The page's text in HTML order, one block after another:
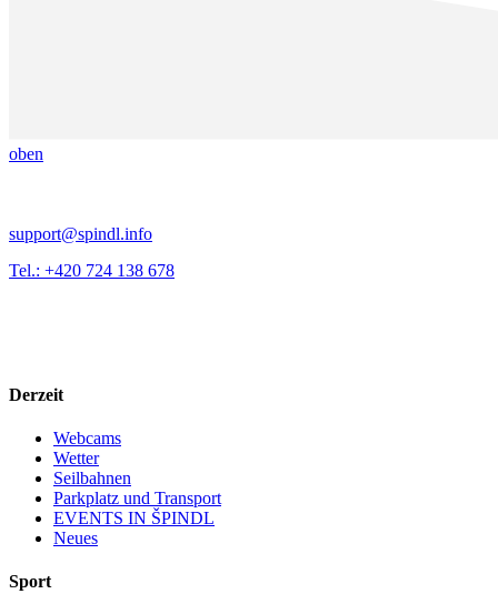
oben
support@spindl.info
Tel.: +420 724 138 678
Derzeit
Webcams
Wetter
Seilbahnen
Parkplatz und Transport
EVENTS IN ŠPINDL
Neues
Sport